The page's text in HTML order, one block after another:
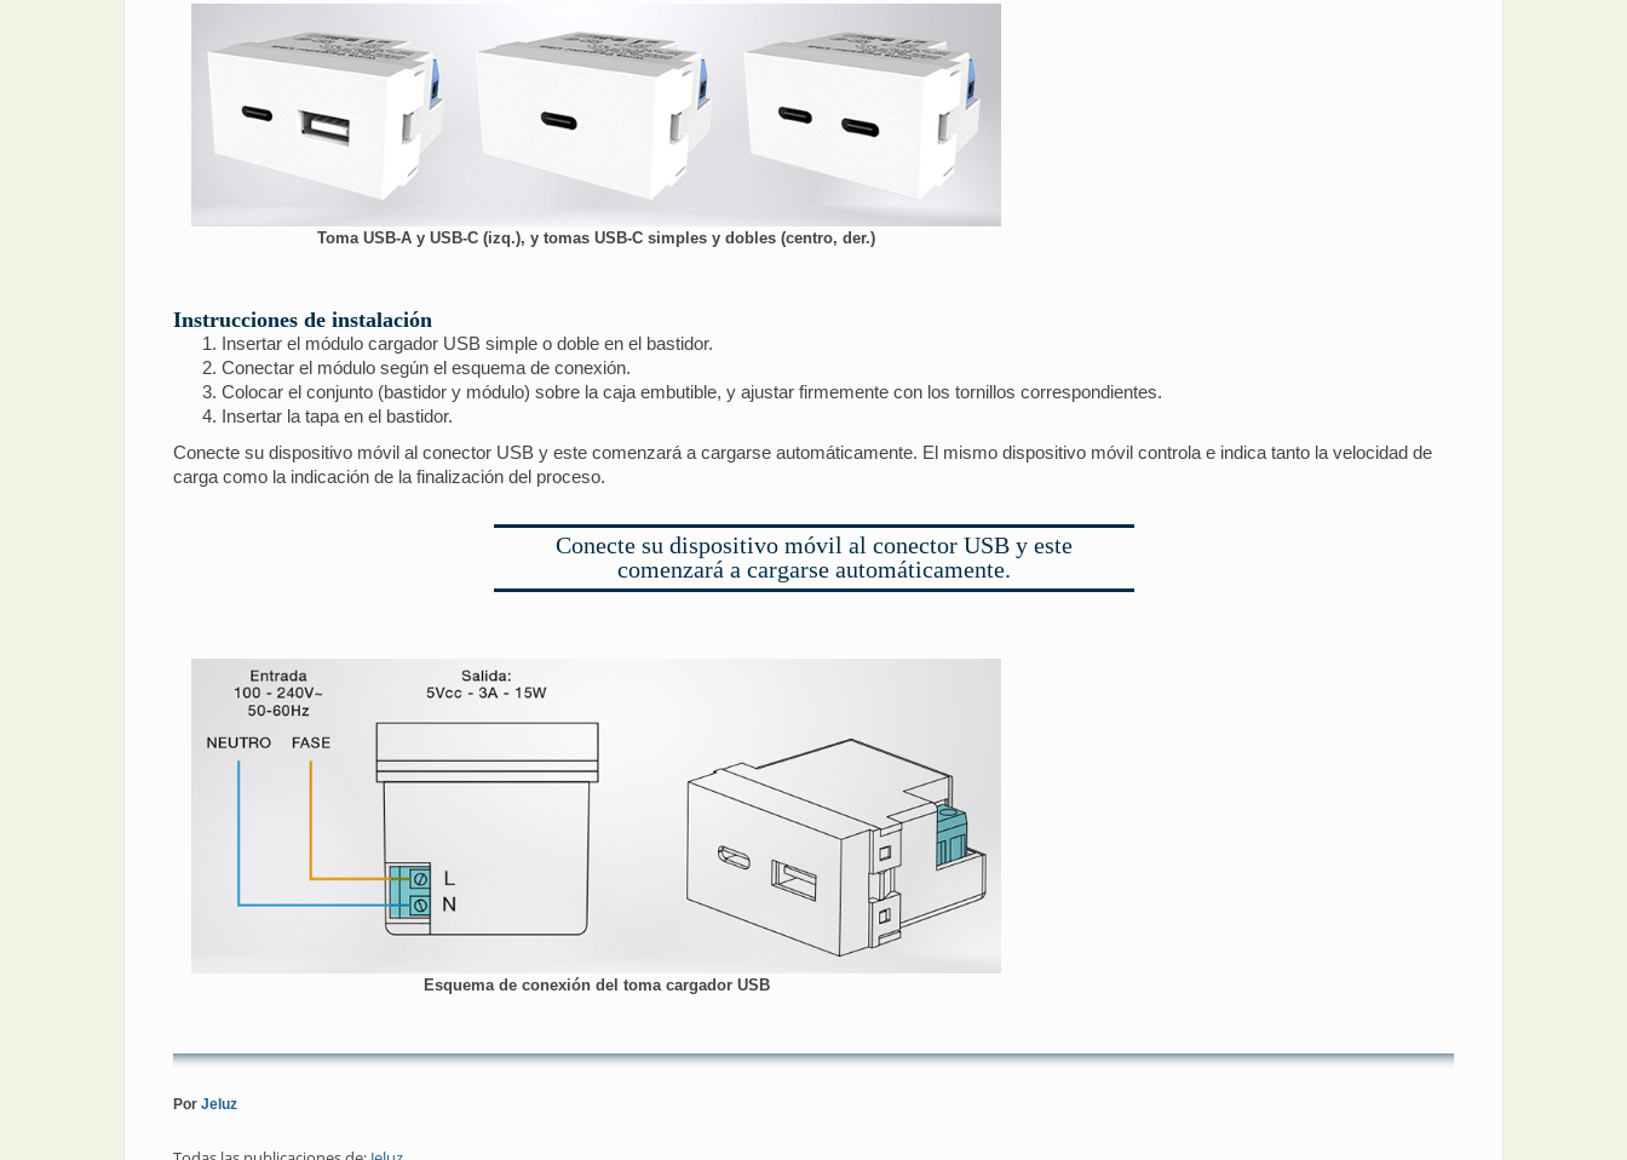
Toma USB-A y USB-C (izq.), y tomas USB-C simples y dobles (centro, der.)
Instrucciones de instalación
Insertar el módulo cargador USB simple o doble en el bastidor.
Conectar el módulo según el esquema de conexión.
Colocar el conjunto (bastidor y módulo) sobre la caja embutible, y ajustar firmemente con los tornillos correspondientes.
Insertar la tapa en el bastidor.
Conecte su dispositivo móvil al conector USB y este comenzará a cargarse automáticamente. El mismo dispositivo móvil controla e indica tanto la velocidad de
carga como la indicación de la finalización del proceso.
Conecte su dispositivo móvil al conector USB y este
comenzará a cargarse automáticamente.
Esquema de conexión del toma cargador USB
Por Jeluz